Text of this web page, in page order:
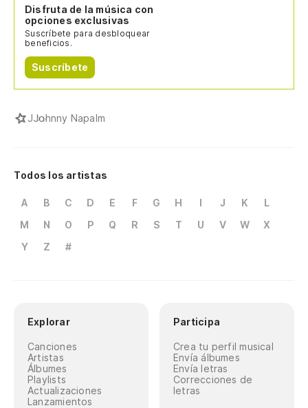
Disfruta de la música con
opciones exclusivas
Suscríbete para desbloquear
beneficios.
Suscríbete
JJohnny Napalm
Todos los artistas
A B C D E F G H I J K
L
M
N O P Q R S T U V W
X
Y
Z #
Explorar
Canciones
Artistas
Álbumes
Playlists
Actualizaciones
Lanzamientos
Participa
Crea tu perfil musical
Envía álbumes
Envía letras
Correcciones de
letras